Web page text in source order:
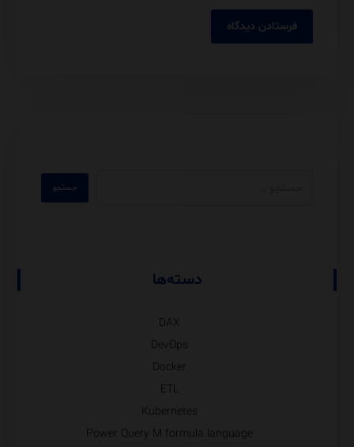
دسته‌ها
DAX
DevOps
Docker
ETL
Kubernetes
Power Query M formula language